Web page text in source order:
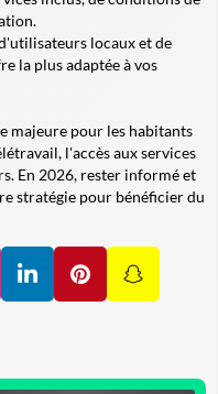
locaux et de
la plus adaptée à vos
majeure pour les habitants
l'accès aux services
En 2026, rester informé et
stratégie pour bénéficier du